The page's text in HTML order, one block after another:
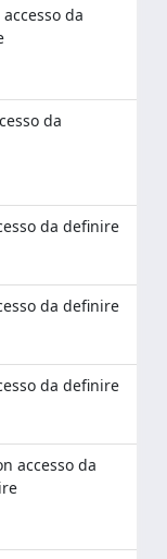
da
da
da definire
da definire
da definire
accesso da